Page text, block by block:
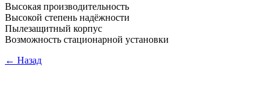
Высокая производительность
Высокой степень надёжности
Пылезащитный корпус
Возможность стационарной установки
← Назад